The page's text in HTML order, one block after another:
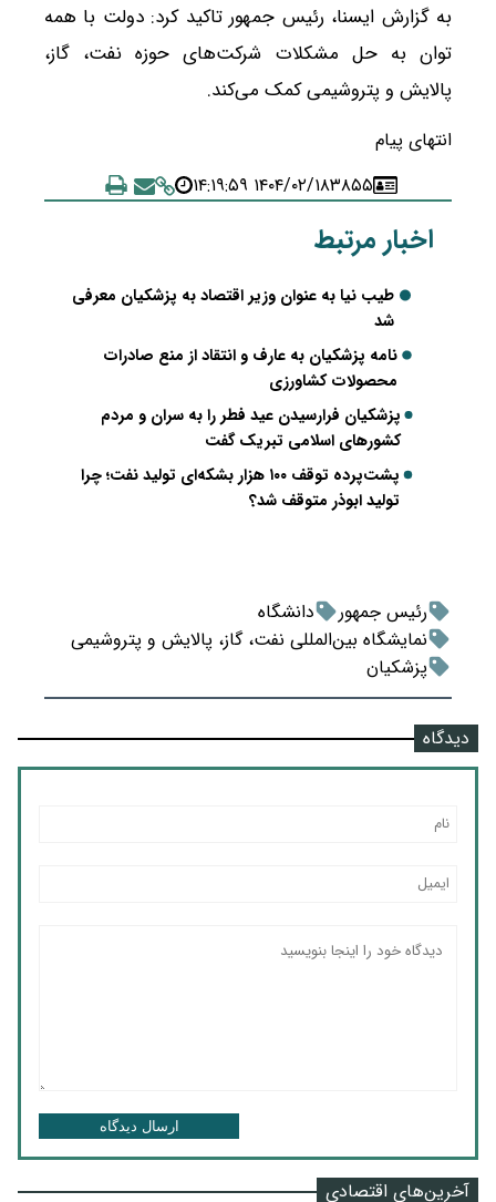
به گزارش ایسنا، رئیس جمهور تاکید کرد: دولت با همه
توان به حل مشکلات شرکت‌های حوزه نفت، گاز،
پالایش و پتروشیمی کمک می‌کند.
انتهای پیام
۳۸۵۵۱۴۰۴/۰۲/۱۸ ۱۴:۱۹:۵۹
اخبار مرتبط
طیب‌ نیا به عنوان وزیر اقتصاد به پزشکیان معرفی
شد
نامه پزشکیان به عارف و انتقاد از منع صادرات
محصولات کشاورزی
پزشکیان فرارسیدن عید فطر را به سران و مردم
کشورهای اسلامی تبریک گفت
پشت‌پرده توقف ۱۰۰ هزار بشکه‌ای تولید نفت؛ چرا
تولید ابوذر متوقف شد؟
رئیس جمهور
دانشگاه
نمایشگاه بین‌المللی نفت، گاز، پالایش و پتروشیمی
پزشکیان
دیدگاه
ارسال دیدگاه
آخرین‌های اقتصادی